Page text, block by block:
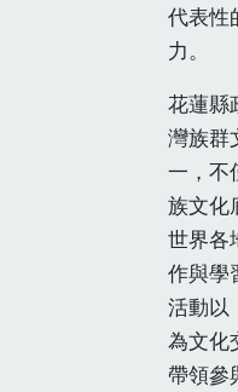
代表性
力。
花蓮縣
灣族群
一，不
族文化
世界各
作與學
活動以
為文化
帶領參